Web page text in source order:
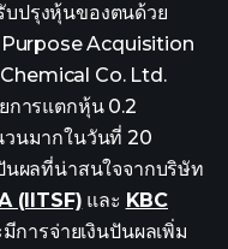
บปรุงหุ้นของตนด้วย
Purpose Acquisition
Co. Ltd.
การแตกหุ้น 0.2
วนมากในวันที่ 20
ผลที่น่าสนใจจากบริษัท
(IITSF) และ KBC
การจ่ายเงินปันผลเพิ่ม